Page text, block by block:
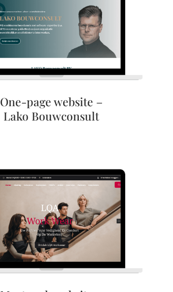
One-page website –
Lako Bouwconsult